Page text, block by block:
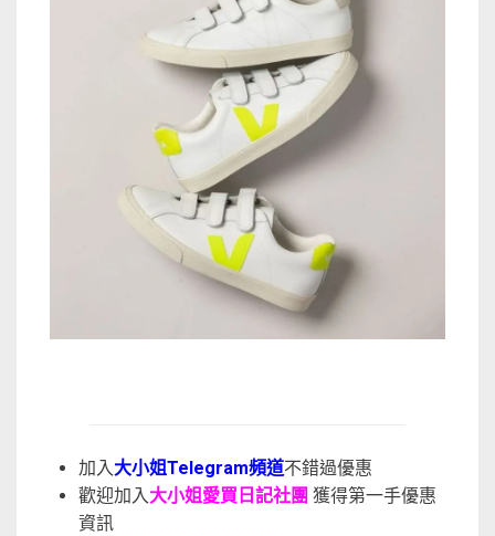
加入大小姐Telegram頻道不錯過優惠
歡迎加入大小姐愛買日記社團 獲得第一手優惠
資訊